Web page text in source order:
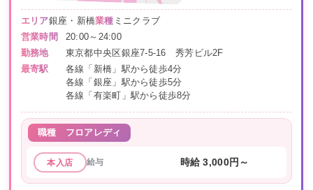
エリア銀座・新橋業種 ミニクラブ
営業時間
20:00～24:00
勤務地
東京都中央区銀座7-5-16 秀芳ビル2F
最寄駅
各線「新橋」駅から徒歩4分
各線「銀座」駅から徒歩5分
各線「有楽町」駅から徒歩8分
職種 フロアレディ
本入店 給与 時給 3,000円～